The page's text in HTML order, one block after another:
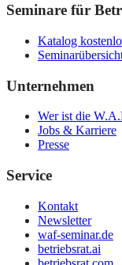
Seminare für
Katalog
Unternehmen
Wer ist die
Jobs & Karriere
Presse
Service
Kontakt
Newsletter
waf-seminar.de
betriebsrat.ai